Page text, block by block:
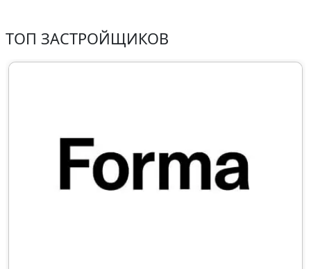
ТОП ЗАСТРОЙЩИКОВ